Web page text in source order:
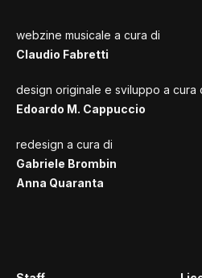
webzine musicale a cura di
Claudio Fabretti
design originale e sviluppo a cura
Edoardo M. Cappuccio
redesign a cura di
Gabriele Brombin
Anna Quaranta